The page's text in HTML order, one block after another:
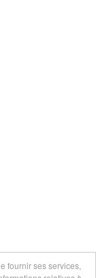
fournir ses services,